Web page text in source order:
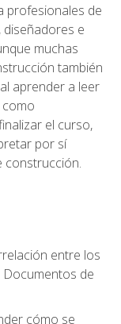
profesionales de
diseñadores e
muchas
también
aprender a leer
el curso,
por sí
construcción.
entre los
de
cómo se